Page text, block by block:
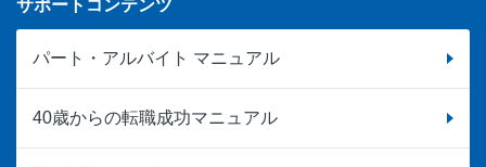
サポートコンテンツ
パート・アルバイト マニュアル
40歳からの転職成功マニュアル